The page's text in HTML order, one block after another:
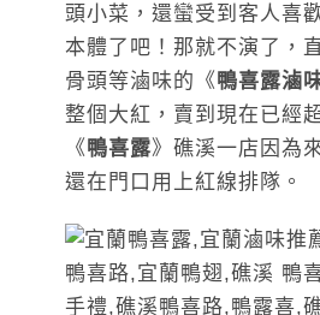
頭小菜，還蠻受到客人喜
本體了吧！那就不演了，
骨頭等滷味的《鴨喜露滷
整個大紅，賣到現在已經
《鴨喜露》礁溪一店因為
還在門口用上紅線排隊。